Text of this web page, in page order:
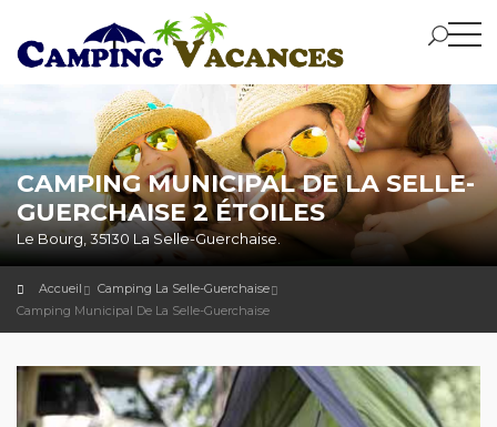
CAMPING MUNICIPAL DE LA SELLE-
GUERCHAISE 2 ÉTOILES
Le Bourg, 35130 La Selle-Guerchaise.
Accueil
Camping La Selle-Guerchaise
Camping Municipal De La Selle-Guerchaise